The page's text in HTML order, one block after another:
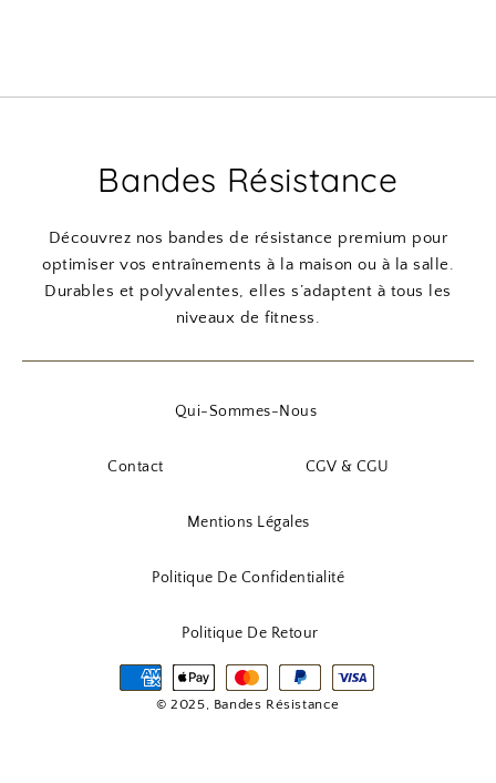
Bandes Résistance
Découvrez nos bandes de résistance premium pour
optimiser vos entraînements à la maison ou à la salle.
Durables et polyvalentes, elles s’adaptent à tous les
niveaux de fitness.
Qui-Sommes-Nous
Contact CGV & CGU
Mentions Légales
Politique De Confidentialité
Politique De Retour
© 2025, Bandes Résistance